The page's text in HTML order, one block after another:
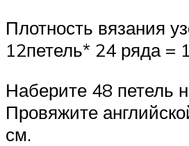
Плотность вязания
12петель* 24 ряда =
Наберите 48 петель
Провяжите
см.